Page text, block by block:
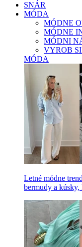
SNÁR
MÓDA
MÓDNE
MÓDNE
MÓDNI
VYROB
MÓDA
Letné módne
bermudy a